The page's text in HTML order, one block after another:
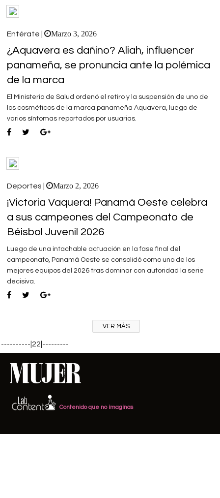
Entérate | Marzo 3, 2026
¿Aquavera es dañino? Aliah, influencer
panameña, se pronuncia ante la polémica
de la marca
El Ministerio de Salud ordenó el retiro y la suspensión de uno de
los cosméticos de la marca panameña Aquavera, luego de
varios síntomas reportados por usuarias.
Deportes | Marzo 2, 2026
¡Victoria Vaquera! Panamá Oeste celebra
a sus campeones del Campeonato de
Béisbol Juvenil 2026
Luego de una intachable actuación en la fase final del
campeonato, Panamá Oeste se consolidó como uno de los
mejores equipos del 2026 tras dominar con autoridad la serie
decisiva.
VER MÁS
----------|22|---------
Contenido que no imaginas